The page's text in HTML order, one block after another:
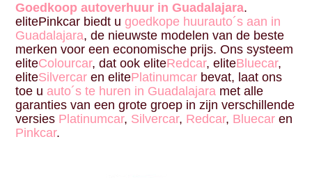
Goedkoop autoverhuur in Guadalajara.
elitePinkcar biedt ugoedkope huurauto´s aan in
Guadalajara, de nieuwste modelen van de beste
merken voor een economische prijs. Ons systeem
eliteColourcar, dat ook eliteRedcar, eliteBluecar,
eliteSilvercar en elitePlatinumcar bevat, laat ons
toe u auto´s te huren in Guadalajara met alle
garanties van een grote groep in zijn verschillende
versies Platinumcar, Silvercar, Redcar, Bluecar en
Pinkcar.